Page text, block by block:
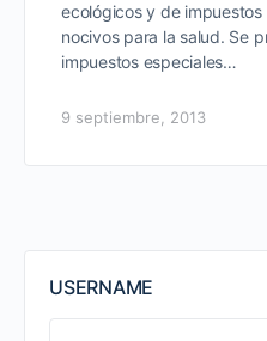
ecológicos y de
nocivos para la salud. Se
impuestos especiales…
9 septiembre, 2013
USERNAME